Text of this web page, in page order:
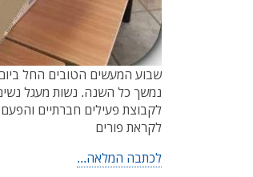
שבוע המעשים הטובים החל ביום
נמשך כל השנה. נשות מעגל
לקבוצת פעילים חברתיים
לקראת פורים
לכתבה המלאה...